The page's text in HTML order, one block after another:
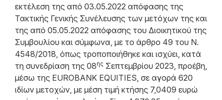
εκτέλεση της από 03.05.2022 απόφασης της
Τακτικής Γενικής Συνέλευσης των μετόχων της και
της από 05.05.2022 απόφασης του Διοικητικού της
Συμβουλίου και σύμφωνα, με το άρθρο 49 του N.
4548/2018, όπως τροποποιήθηκε και ισχύει, κατά
τη συνεδρίαση της 08ης Σεπτεμβρίου 2023, προέβη,
μέσω της EUROBANK EQUITIES, σε αγορά 620
ιδίων μετοχών, με μέση τιμή κτήσης 7,0409 ευρώ